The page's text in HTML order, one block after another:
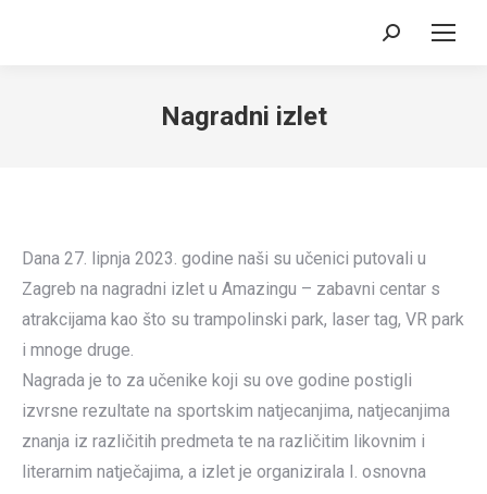
Search:
Nagradni izlet
Dana 27. lipnja 2023. godine naši su učenici putovali u
Zagreb na nagradni izlet u Amazingu – zabavni centar s
atrakcijama kao što su trampolinski park, laser tag, VR park
i mnoge druge.
Nagrada je to za učenike koji su ove godine postigli
izvrsne rezultate na sportskim natjecanjima, natjecanjima
znanja iz različitih predmeta te na različitim likovnim i
literarnim natječajima, a izlet je organizirala I. osnovna